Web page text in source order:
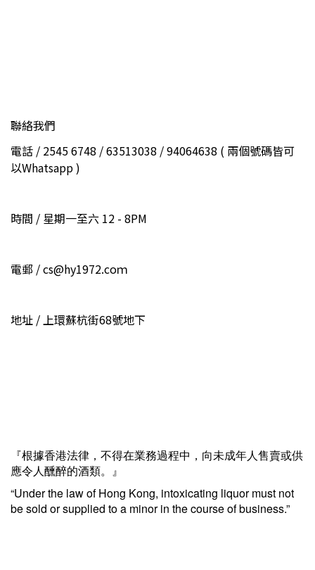
聯絡我們
電話 / 2545 6748 / 63513038 / 94064638 ( 兩個號碼皆可
以Whatsapp )
時間 / 星期一至六 12 - 8PM
電郵 / cs@hy1972.coｍ
地址 / 上環蘇杭街68號地下
『根據香港法律，不得在業務過程中，向未成年人售賣或供
應令人醺醉的酒類。』
“Under the law of Hong Kong, intoxicating liquor must not
be sold or supplied to a minor in the course of business.”